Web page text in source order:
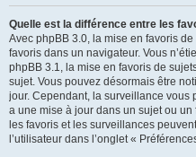
Quelle est la différence entre les
Avec phpBB 3.0, la mise en favoris
favoris dans un navigateur. Vous
phpBB 3.1, la mise en favoris de
sujet. Vous pouvez désormais être
jour. Cependant, la surveillance vous
a une mise à jour dans un sujet ou
les favoris et les surveillances
l’utilisateur dans l’onglet «